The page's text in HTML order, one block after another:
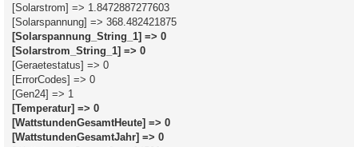
[Solarstrom] => 1.8472887277603
[Solarspannung] => 368.482421875
[Solarspannung_String_1] => 0
[Solarstrom_String_1] => 0
[Geraetestatus] => 0
[ErrorCodes] => 0
[Gen24] => 1
[Temperatur] => 0
[WattstundenGesamtHeute] => 0
[WattstundenGesamtJahr] => 0